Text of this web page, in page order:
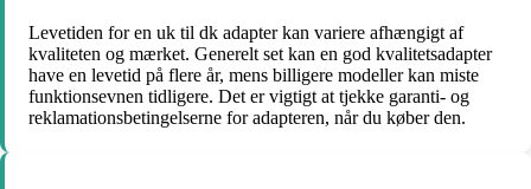
Levetiden for en uk til dk adapter kan variere afhængigt af
kvaliteten og mærket. Generelt set kan en god kvalitetsadapter
have en levetid på flere år, mens billigere modeller kan miste
funktionsevnen tidligere. Det er vigtigt at tjekke garanti- og
reklamationsbetingelserne for adapteren, når du køber den.